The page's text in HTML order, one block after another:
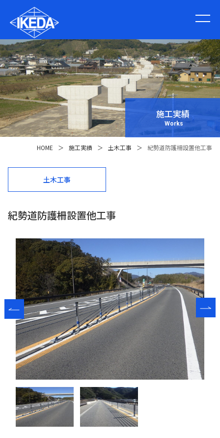
施工実績
Works
HOME ＞ 施工実績 ＞ 土木工事 ＞ 紀勢道防護柵設置他工事
土木工事
紀勢道防護柵設置他工事